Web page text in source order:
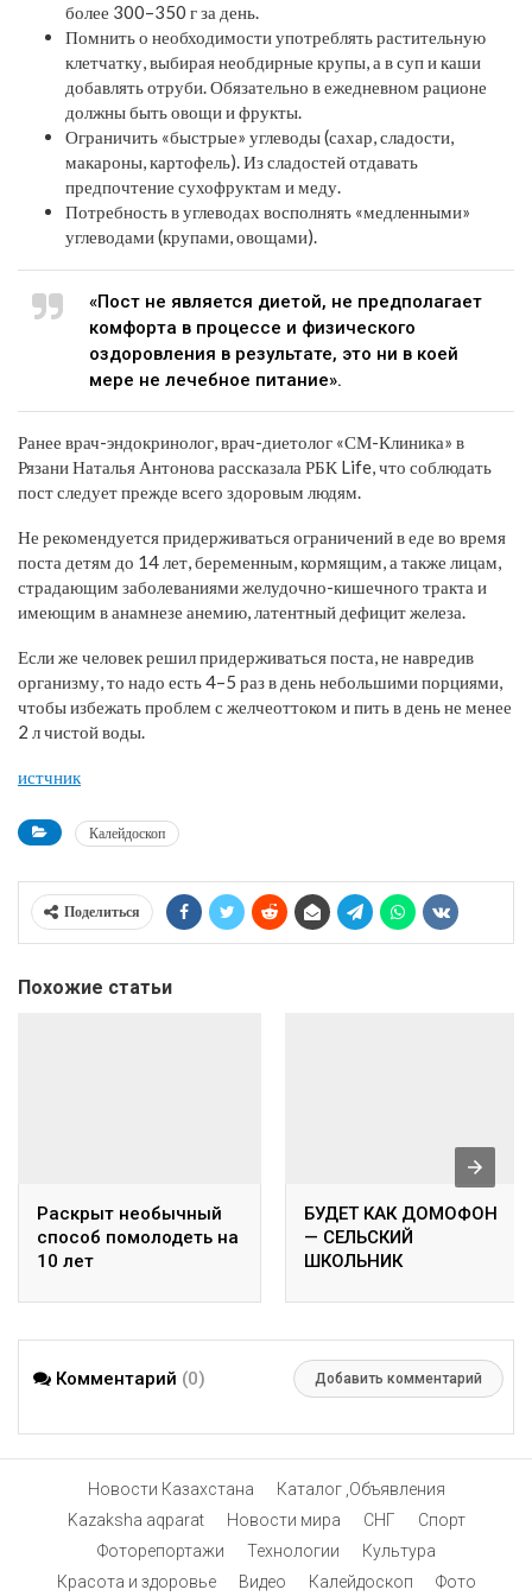
более 300–350 г за день.
Помнить о необходимости употреблять растительную
клетчатку, выбирая необдирные крупы, а в суп и каши
добавлять отруби. Обязательно в ежедневном рационе
должны быть овощи и фрукты.
Ограничить «быстрые» углеводы (сахар, сладости,
макароны, картофель). Из сладостей отдавать
предпочтение сухофруктам и меду.
Потребность в углеводах восполнять «медленными»
углеводами (крупами, овощами).
«Пост не является диетой, не предполагает
комфорта в процессе и физического
оздоровления в результате, это ни в коей
мере не лечебное питание».
Ранее врач-эндокринолог, врач-диетолог «СМ-Клиника» в
Рязани Наталья Антонова рассказала РБК Life, что соблюдать
пост следует прежде всего здоровым людям.
Не рекомендуется придерживаться ограничений в еде во время
поста детям до 14 лет, беременным, кормящим, а также лицам,
страдающим заболеваниями желудочно-кишечного тракта и
имеющим в анамнезе анемию, латентный дефицит железа.
Если же человек решил придерживаться поста, не навредив
организму, то надо есть 4–5 раз в день небольшими порциями,
чтобы избежать проблем с желчеоттоком и пить в день не менее
2 л чистой воды.
истчник
Калейдоскоп
Поделиться
Похожие статьи
Раскрыт необычный
способ помолодеть на
10 лет
БУДЕТ КАК ДОМОФОН
— СЕЛЬСКИЙ
ШКОЛЬНИК
ОБЕЗОПАСИТЬ ДОМ ОТ
ИИ
Комментарий (0) Добавить комментарий
Новости Казахстана
Каталог ,Объявления
Kazaksha aqparat
Новости мира СНГ
Спорт
Фоторепортажи
Технологии
Культура
Красота и здоровье
Видео Калейдоскоп Фото